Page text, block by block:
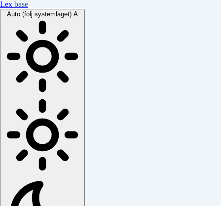
Lex base
Auto (följ systemläget) A